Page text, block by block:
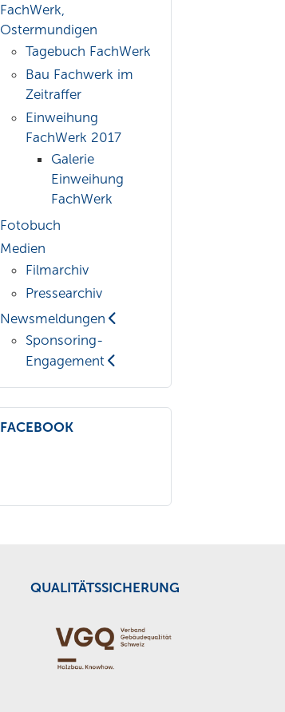
FachWerk,
Ostermundigen
Tagebuch FachWerk
Bau Fachwerk im
Zeitraffer
Einweihung
FachWerk 2017
Galerie
Einweihung
FachWerk
Fotobuch
Medien
Filmarchiv
Pressearchiv
Newsmeldungen
Sponsoring-
Engagement
FACEBOOK
QUALITÄTSSICHERUNG